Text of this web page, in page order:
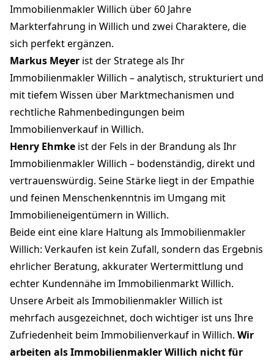
Immobilienmakler Willich über 60 Jahre
Markterfahrung in Willich und zwei Charaktere, die
sich perfekt ergänzen.
Markus Meyer ist der Stratege als Ihr
Immobilienmakler Willich – analytisch, strukturiert und
mit tiefem Wissen über Marktmechanismen und
rechtliche Rahmenbedingungen beim
Immobilienverkauf in Willich.
Henry Ehmke ist der Fels in der Brandung als Ihr
Immobilienmakler Willich – bodenständig, direkt und
vertrauenswürdig. Seine Stärke liegt in der Empathie
und feinen Menschenkenntnis im Umgang mit
Immobilieneigentümern in Willich.
Beide eint eine klare Haltung als Immobilienmakler
Willich: Verkaufen ist kein Zufall, sondern das Ergebnis
ehrlicher Beratung, akkurater Wertermittlung und
echter Kundennähe im Immobilienmarkt Willich.
Unsere Arbeit als Immobilienmakler Willich ist
mehrfach ausgezeichnet, doch wichtiger ist uns Ihre
Zufriedenheit beim Immobilienverkauf in Willich. Wir
arbeiten als Immobilienmakler Willich nicht für